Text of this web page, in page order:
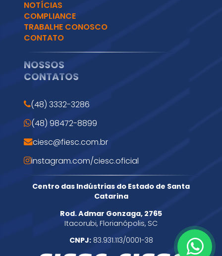
NOTÍCIAS
COMPLIANCE
TRABALHE CONOSCO
CONTATO
NOSSOS
CONTATOS
(48) 3332-3286
(48) 98472-8899
ciesc@fiesc.com.br
instagram.com/ciesc.oficial
Centro das Indústrias do Estado de Santa
Catarina
Rod. Admar Gonzaga, 2765
Itacorubi, Florianópolis, SC
CNPJ:83.931.113/0001-38